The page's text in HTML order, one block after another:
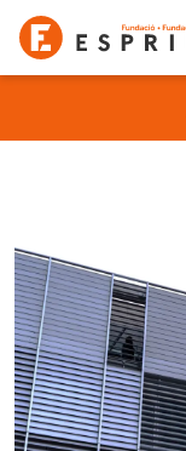
Vés al contingut